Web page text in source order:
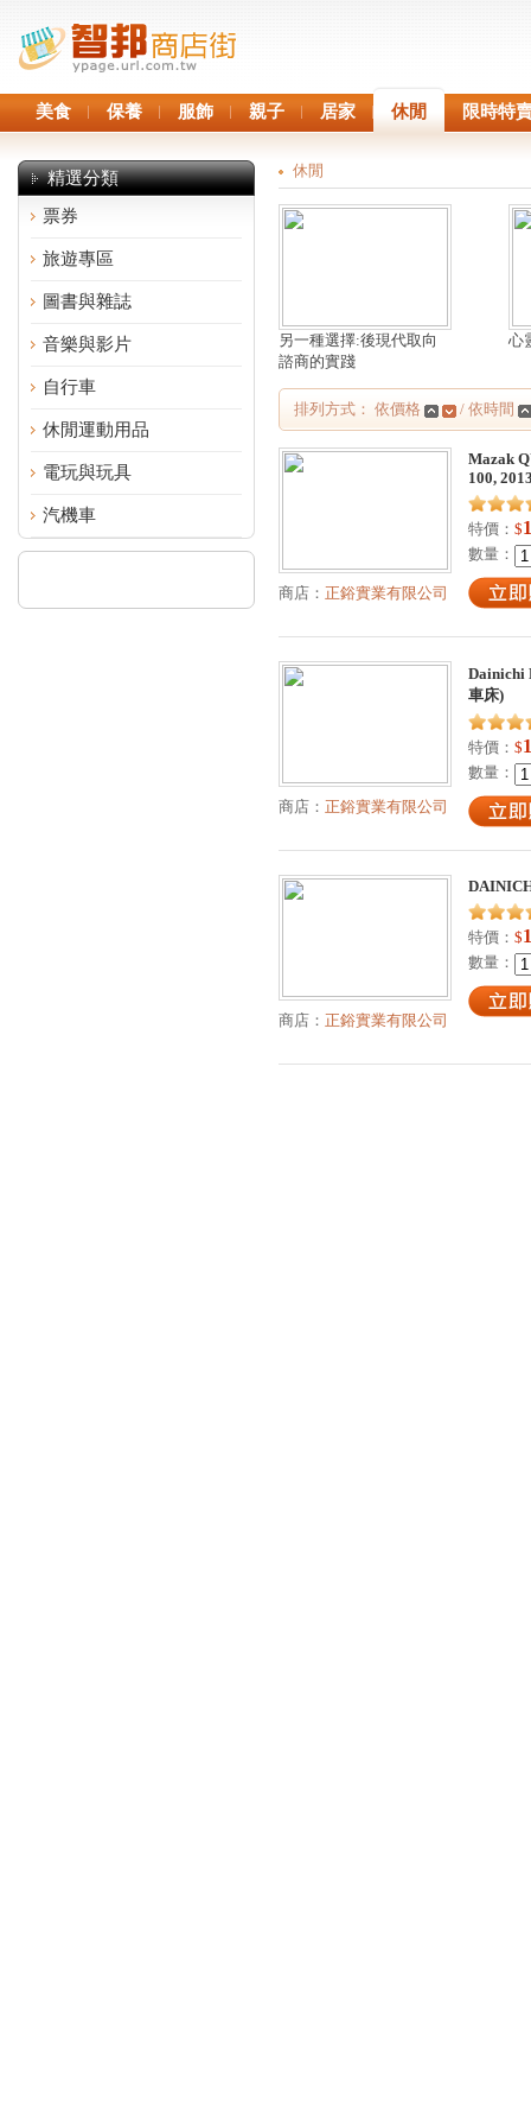
美食 保養 服飾 親子 居家 休閒 限時特
精選分類
票券
旅遊專區
圖書與雜誌
音樂與影片
自行車
休閒運動用品
電玩與玩具
汽機車
休閒
另一種選擇:後現代取向
諮商的實踐
心
排列方式： 依價格 / 依時間
商店： 正鋊實業有限公司
Mazak
100,
特價： $1
數量：
商店： 正鋊實業有限公司
Dainichi
車床)
特價： $1
數量：
商店： 正鋊實業有限公司
特價： $1
數量：